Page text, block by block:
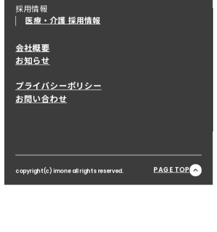
採用情報
医療・介護 採用情報
会社概要
お知らせ
プライバシーポリシー
お問い合わせ
copyright(c) imone all rights reserved. PAGE TOP